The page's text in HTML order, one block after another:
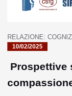
RELAZIONE:
10/02/2025
Prospettive